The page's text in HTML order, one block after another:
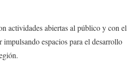
actividades abiertas al público y con el
espacios para el desarrollo